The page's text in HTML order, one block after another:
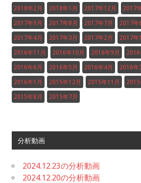
2018年2月 2018年1月 2017年12月 2017
2017年9月 2017年8月 2017年7月 2017年
2017年4月 2017年3月 2017年2月 2017年
2016年11月 2016年10月 2016年9月 2016
2016年6月 2016年5月 2016年4月 2016年
2016年1月 2015年12月 2015年11月 2015
2015年8月 2015年7月
分析動画
2024.12.23の分析動画
2024.12.20の分析動画